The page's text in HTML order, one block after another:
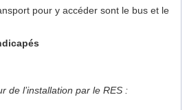
pour y accéder sont le bus et le
de l’installation par le RES :